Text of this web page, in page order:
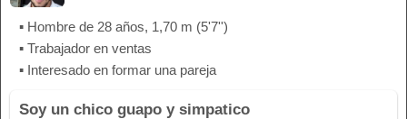
▪ Hombre de 28 años, 1,70 m (5'7'')
▪ Trabajador en ventas
▪ Interesado en formar una pareja
Soy un chico guapo y simpatico